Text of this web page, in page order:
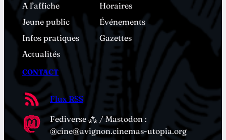
A l’affiche
Horaires
Jeune public
Événements
Infos pratiques
Gazettes
Actualités
CONTACT
Flux RSS
Fediverse ⁂ / Mastodon :
@cine@avignon.cinemas-utopia.org